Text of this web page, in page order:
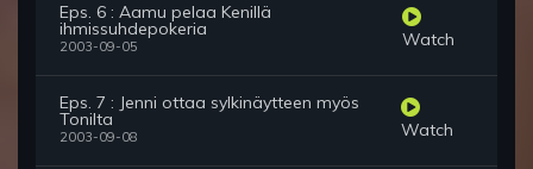
Eps. 6 : Aamu pelaa Kenillä
ihmissuhdepokeria
2003-09-05 Watch
Eps. 7 : Jenni ottaa sylkinäytteen myös
Tonilta
2003-09-08 Watch